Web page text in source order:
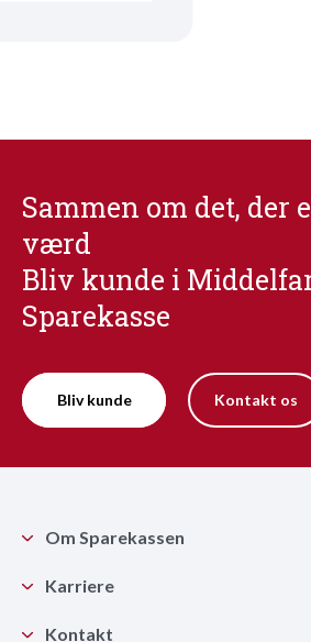
Sammen om det, der
værd
Bliv kunde i
Sparekasse
Bliv kunde Kontakt os
Om Sparekassen
Karriere
Kontakt